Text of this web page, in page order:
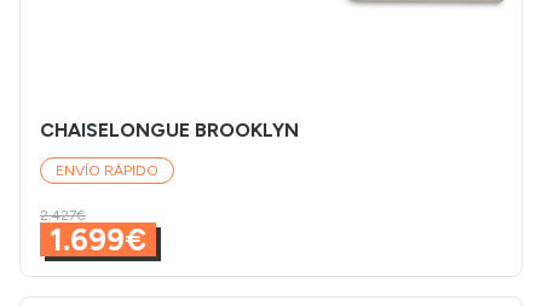
CHAISELONGUE BROOKLYN
ENVÍO RÁPIDO
2.427€
1.699€